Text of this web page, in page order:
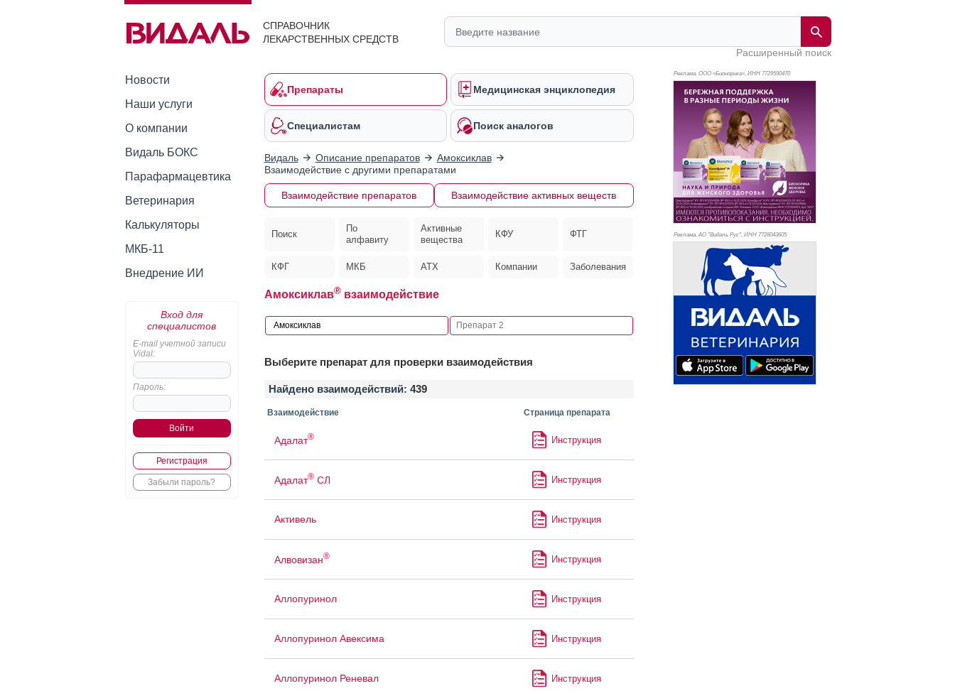
СПРАВОЧНИК
ЛЕКАРСТВЕННЫХ СРЕДСТВ
Расширенный поиск
Новости
Наши услуги
О компании
Видаль БОКС
Парафармацевтика
Ветеринария
Калькуляторы
МКБ-11
Внедрение ИИ
Вход для
специалистов
E-mail учетной записи
Vidal:
Пароль:
Регистрация
Забыли пароль?
Препараты Медицинская энциклопедия
Специалистам Поиск аналогов
Видаль Описание препаратов
Амоксиклав
Взаимодействие с другими препаратами
Взаимодействие препаратов Взаимодействие активных веществ
Поиск
По
алфавиту
Активные
вещества
КФУ ФТГ
КФГ МКБ АТХ Компании Заболевания
Амоксиклав®взаимодействие
Выберите препарат для проверки взаимодействия
Найдено взаимодействий: 439
Взаимодействие Страница препарата
Адалат® Инструкция
Адалат®СЛ Инструкция
Активель Инструкция
Алвовизан® Инструкция
Аллопуринол Инструкция
Аллопуринол Авексима Инструкция
Аллопуринол Реневал Инструкция
Реклама. ООО «Бионорика», ИНН 7729590470
Реклама. АО "Видаль Рус", ИНН 7728043605